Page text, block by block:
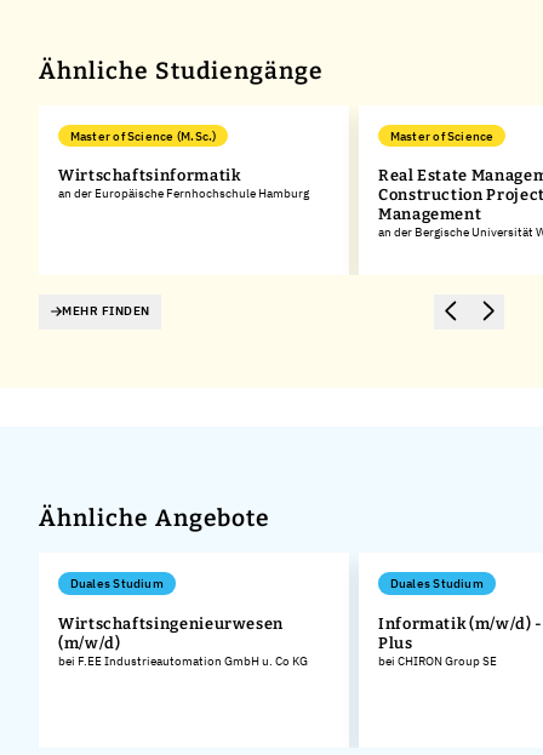
Ähnliche Studiengänge
Master of Science (M.Sc.)
Wirtschaftsinformatik
an der Europäische Fernhochschule Hamburg
Master of Science
Real Estate
Construction
Management
an der Bergische Universität
MEHR FINDEN
Ähnliche Angebote
Duales Studium
Wirtschaftsingenieurwesen
(m/w/d)
bei F.EE Industrieautomation GmbH u. Co KG
Duales Studium
Informatik (m/w/d)
Plus
bei CHIRON Group SE